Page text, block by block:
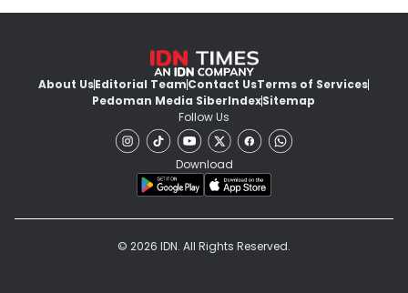
About UsEditorial TeamContact UsTerms of Services
Pedoman Media SiberIndexSitemap
Follow Us
Download
© 2026 IDN. All Rights Reserved.